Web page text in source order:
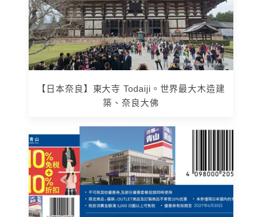
【日本奈良】東大寺 Todaiji。世界最大木造建
築、奈良大佛